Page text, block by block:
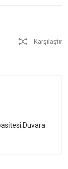
Karşılaştır